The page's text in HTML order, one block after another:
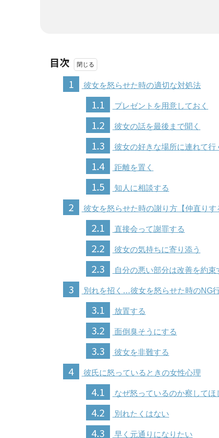
目次
1
彼女を怒らせた時の適切な対処法
1.1 プレゼントを用意しておく
1.2 彼女の話を最後まで聞く
1.3 彼女の好きな場所に連れて行
1.4 距離を置く
1.5 知人に相談する
2 彼女を怒らせた時の謝り方【仲直りす
2.1 直接会って謝罪する
2.2 彼女の気持ちに寄り添う
2.3 自分の悪い部分は改善を約束
3 別れを招く…彼女を怒らせた時のNG
3.1 放置する
3.2 面倒臭そうにする
3.3 彼女を非難する
4 彼氏に怒っているときの女性心理
4.1 なぜ怒っているのか察してほ
4.2 別れたくはない
4.3 早く元通りになりたい